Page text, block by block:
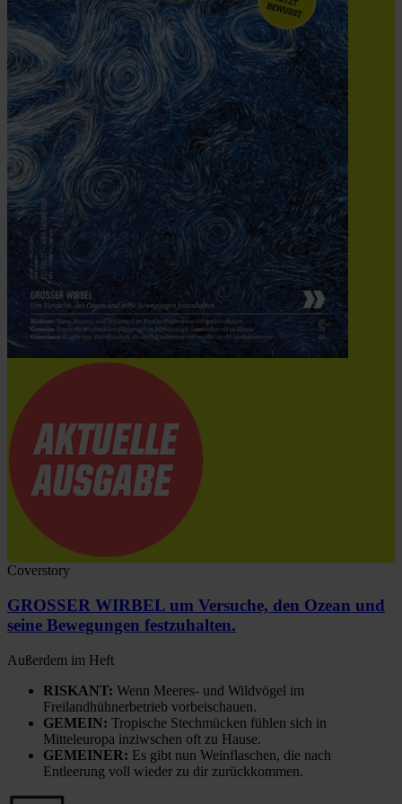
Coverstory
GROSSER WIRBEL um Versuche, den Ozean und
seine Bewegungen festzuhalten.
Außerdem im Heft
RISKANT: Wenn Meeres- und Wildvögel im
Freilandhühnerbetrieb vorbeischauen.
GEMEIN: Tropische Stechmücken fühlen sich in
Mitteleuropa inziwschen oft zu Hause.
GEMEINER: Es gibt nun Weinflaschen, die nach
Entleerung voll wieder zu dir zurückkommen.